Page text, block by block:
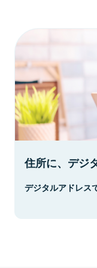
住所に、デジ
デジタルアドレス